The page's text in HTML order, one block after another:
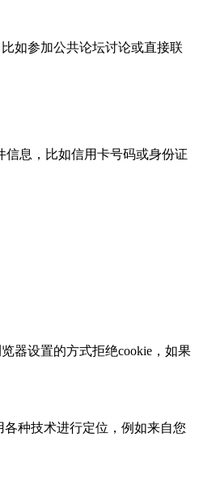
如参加公共论坛讨论或直接联
息，比如信用卡号码或身份证
器设置的方式拒绝cookie，如果
种技术进行定位，例如来自您